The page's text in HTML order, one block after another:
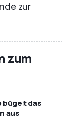
zur
zum
bügelt das
aus